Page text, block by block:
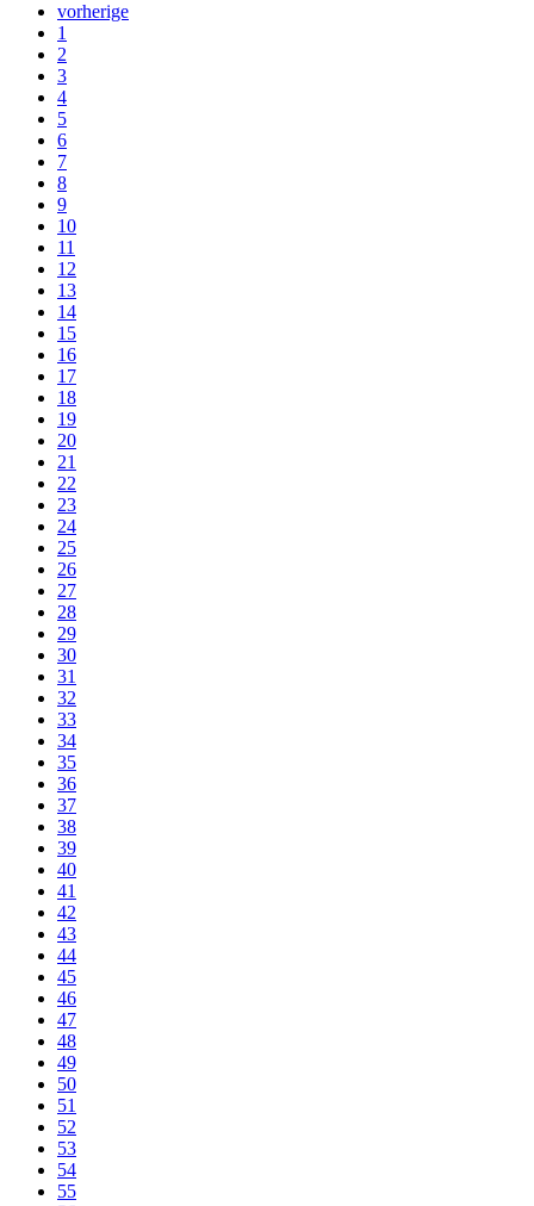
vorherige
1
2
3
4
5
6
7
8
9
10
11
12
13
14
15
16
17
18
19
20
21
22
23
24
25
26
27
28
29
30
31
32
33
34
35
36
37
38
39
40
41
42
43
44
45
46
47
48
49
50
51
52
53
54
55